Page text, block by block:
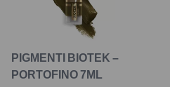
PIGMENTI BIOTEK –
PORTOFINO 7ML